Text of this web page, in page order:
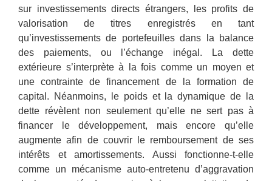
sur investissements directs étrangers, les profits de
valorisation de titres enregistrés en tant
qu’investissements de portefeuilles dans la balance
des paiements, ou l’échange inégal. La dette
extérieure s’interprète à la fois comme un moyen et
une contrainte de financement de la formation de
capital. Néanmoins, le poids et la dynamique de la
dette révèlent non seulement qu’elle ne sert pas à
financer le développement, mais encore qu’elle
augmente afin de couvrir le remboursement de ses
intérêts et amortissements. Aussi fonctionne-t-elle
comme un mécanisme auto-entretenu d’aggravation